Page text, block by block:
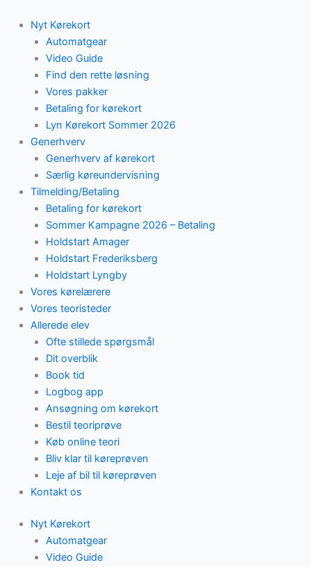
content
Nyt Kørekort
Automatgear
Video Guide
Find den rette løsning
Vores pakker
Betaling for kørekort
Lyn Kørekort Sommer 2026
Generhverv
Generhverv af kørekort
Særlig køreundervisning
Tilmelding/Betaling
Betaling for kørekort
Sommer Kampagne 2026 – Betaling
Holdstart Amager
Holdstart Frederiksberg
Holdstart Lyngby
Vores kørelærere
Vores teoristeder
Allerede elev
Ofte stillede spørgsmål
Dit overblik
Book tid
Logbog app
Ansøgning om kørekort
Bestil teoriprøve
Køb online teori
Bliv klar til køreprøven
Leje af bil til køreprøven
Kontakt os
Nyt Kørekort
Automatgear
Video Guide